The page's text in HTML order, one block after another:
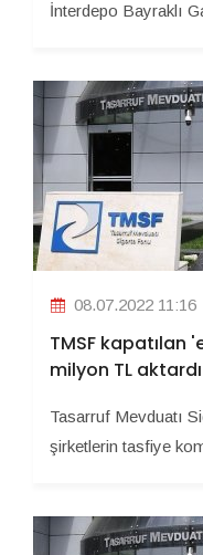
İnterdepo Bayraklı
08.07.2022 11:16
TMSF kapatılan
milyon TL aktardı
Tasarruf Mevduatı
şirketlerin tasfiye